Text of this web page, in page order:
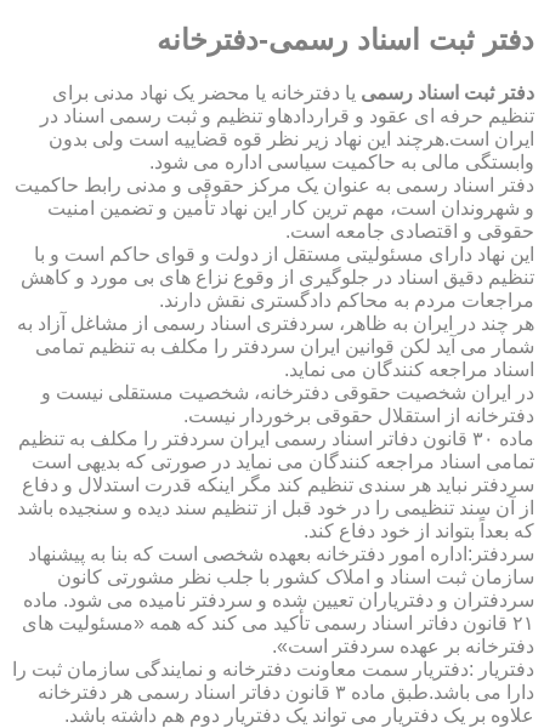
دفتر ثبت اسناد رسمی-دفترخانه
دفتر ثبت اسناد رسمی یا دفترخانه یا محضر یک نهاد مدنی برای
تنظیم حرفه ای عقود و قراردادهاو تنظیم و ثبت رسمی اسناد در
ایران است.هرچند این نهاد زیر نظر قوه قضاییه است ولی بدون
وابستگی مالی به حاکمیت سیاسی اداره می شود.
دفتر اسناد رسمی به عنوان یک مرکز حقوقی و مدنی رابط حاکمیت
و شهروندان است، مهم ترین کار این نهاد تأمین و تضمین امنیت
حقوقی و اقتصادی جامعه است.
این نهاد دارای مسئولیتی مستقل از دولت و قوای حاکم است و با
تنظیم دقیق اسناد در جلوگیری از وقوع نزاع های بی مورد و کاهش
مراجعات مردم به محاکم دادگستری نقش دارند.
هر چند در ایران به ظاهر، سردفتری اسناد رسمی از مشاغل آزاد به
شمار می آید لکن قوانین ایران سردفتر را مکلف به تنظیم تمامی
اسناد مراجعه کنندگان می نماید.
در ایران شخصیت حقوقی دفترخانه، شخصیت مستقلی نیست و
دفترخانه از استقلال حقوقی برخوردار نیست.
ماده ۳۰ قانون دفاتر اسناد رسمی ایران سردفتر را مکلف به تنظیم
تمامی اسناد مراجعه کنندگان می نماید در صورتی که بدیهی است
سردفتر نباید هر سندی تنظیم کند مگر اینکه قدرت استدلال و دفاع
از آن سند تنظیمی را در خود قبل از تنظیم سند دیده و سنجیده باشد
که بعداً بتواند از خود دفاع کند.
سردفتر:اداره امور دفترخانه بعهده شخصی است که بنا به پیشنهاد
سازمان ثبت اسناد و املاک کشور با جلب نظر مشورتی کانون
سردفتران و دفتریاران تعیین شده و سردفتر نامیده می شود. ماده
۲۱ قانون دفاتر اسناد رسمی تأکید می کند که همه «مسئولیت های
دفترخانه بر عهده سردفتر است».
دفتریار :دفتریار سمت معاونت دفترخانه و نمایندگی سازمان ثبت را
دارا می باشد.طبق ماده ۳ قانون دفاتر اسناد رسمی هر دفترخانه
علاوه بر یک دفتریار می تواند یک دفتریار دوم هم داشته باشد.